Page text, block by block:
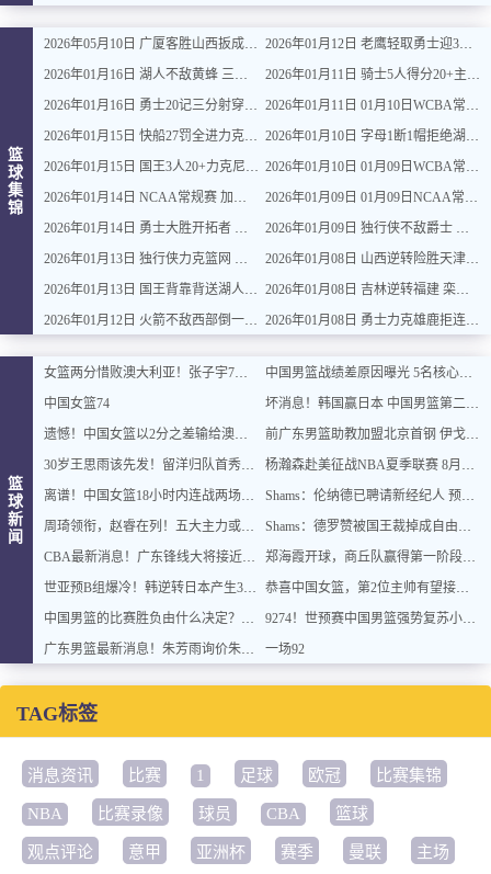
篮
球
集
锦
2026年05月10日 广厦客胜山西扳成1-1 胡金秋17+11 迪亚洛关键上篮不中
2026年01月16日 湖人不敌黄蜂 三球30+11&9记三分 东契奇39分 詹姆斯29+9+6
2026年01月16日 勇士20记三分射穿尼克斯！库里27+7 巴特勒32+8 穆迪三分9中7
2026年01月15日 快船27罚全进力克奇才迎来4连胜 哈登22+5+8 伦纳德33分4断
2026年01月15日 国王3人20+力克尼克斯 德罗赞里程碑 威少11助 布伦森伤退
2026年01月14日 NCAA常规赛 加州圣玛丽大学 82 - 68 旧金山大学 全场集锦
2026年01月14日 勇士大胜开拓者 杨瀚森3分2板 巴特勒16+6+5 库里9中2送11助
2026年01月13日 独行侠力克篮网 弗拉格27+5+5 克莱18分 小波特28+9
2026年01月13日 国王背靠背送湖人3连败 东契奇空砍42+7+8+4断 威少22+5+7
2026年01月12日 火箭不敌西部倒一国王遭遇3连败！申京复出19+9 阿门31+13+6
2026年01月12日 老鹰轻取勇士迎3连胜 约翰逊23+11+6 CJ首秀12分 库里31+5
2026年01月11日 骑士5人得分20+主场复仇森林狼 米切尔28+8 爱德华兹25+5
2026年01月11日 01月10日WCBA常规赛 江苏女篮 92 - 97 山东女篮 全场集锦
2026年01月10日 字母1断1帽拒绝湖人逆转 詹姆斯26+9+10 东契奇25中8&致命6犯
2026年01月10日 01月09日WCBA常规赛 山西女篮 96 - 73 新疆女篮 全场集锦
2026年01月09日 01月09日NCAA常规赛 俄亥俄州立大学 - 俄勒冈大学 集锦
2026年01月09日 独行侠不敌爵士 弗拉格26+10+8 浓眉21+11&伤退 马尔卡宁33+7
2026年01月08日 山西逆转险胜天津 奈特22分 哈姆雷特34+8 林庭谦12分
2026年01月08日 吉林逆转福建 栾利程19分 威尔逊23+9 邹阳16+13
2026年01月08日 勇士力克雄鹿拒连败 库里31+6+7 梅尔顿22分 字母哥34+10+5
篮
球
新
闻
女篮两分惜败澳大利亚！张子宇7投全中砍17分，王思雨把控攻防组织，双将出手百发百中
中国女篮74
遗憾！中国女篮以2分之差输给澳大利亚，单节6
30岁王思雨该先发！留洋归队首秀16+5+4+4断 点拨张子宇成佳话
离谱！中国女篮18小时内连战两场，深夜打完晚间再打，赛程遭针对
周琦领衔，赵睿在列！五大主力或驰援男篮，CBA得分王令人惋惜
CBA最新消息！广东锋线大将接近加盟山东，上海追逐胡金秋，杨瀚森离开国家队
世亚预B组爆冷！韩逆转日本产生3大意外+2事实 中国男篮成最大赢家
中国男篮的比赛胜负由什么决定？下一阶段如何选人?
广东男篮最新消息！朱芳雨询价朱俊龙，杜锋好帮手加盟北京，杜润旺基本加盟山东
中国男篮战绩差原因曝光 5名核心球员带伤作战 赵继伟2次严重崴脚
坏消息！韩国赢日本 中国男篮第二阶段形势不乐观
前广东男篮助教加盟北京首钢 伊戈尔将辅佐李楠
杨瀚森赴美征战NBA夏季联赛 8月底再战男篮世预赛
Shams：伦纳德已聘请新经纪人 预计本周与猛龙开启续约谈判
Shams：德罗赞被国王裁掉成自由球员 预计多支争冠队有意
郑海霞开球，商丘队赢得第一阶段收官之战
恭喜中国女篮，第2位主帅有望接替宫鲁鸣，王思雨得双重进步机遇
9274！世预赛中国男篮强势复苏小组出线，郭士强变阵3奇兵助阵
一场92
TAG标签
消息资讯 比赛 1 足球 欧冠 比赛集锦
NBA 比赛录像 球员 CBA 篮球
观点评论 意甲 亚洲杯 赛季 曼联 主场